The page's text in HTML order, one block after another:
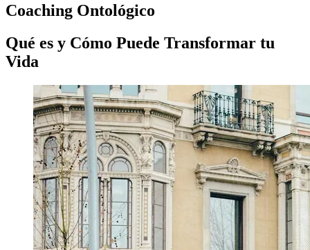
Coaching Ontológico
Qué es y Cómo Puede Transformar tu
Vida